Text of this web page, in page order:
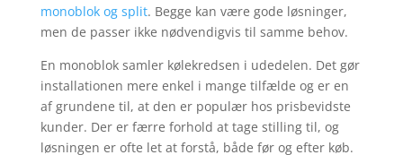
monoblok og split. Begge kan være gode løsninger,
men de passer ikke nødvendigvis til samme behov.
En monoblok samler kølekredsen i udedelen. Det gør
installationen mere enkel i mange tilfælde og er en
af grundene til, at den er populær hos prisbevidste
kunder. Der er færre forhold at tage stilling til, og
løsningen er ofte let at forstå, både før og efter køb.